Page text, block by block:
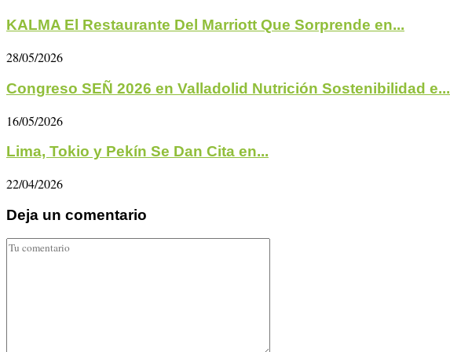
KALMA El Restaurante Del Marriott Que Sorprende en...
28/05/2026
Congreso SEÑ 2026 en Valladolid Nutrición Sostenibilidad e...
16/05/2026
Lima, Tokio y Pekín Se Dan Cita en...
22/04/2026
Deja un comentario